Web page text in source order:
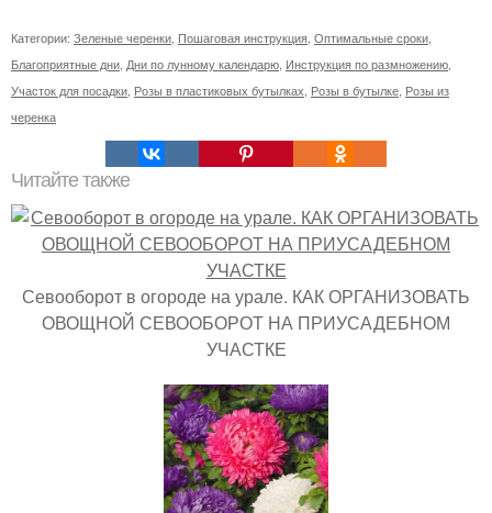
Категории: Зеленые черенки Пошаговая инструкция Оптимальные сроки
Благоприятные дни Дни по лунному календарю Инструкция по размножению
Участок для посадки Розы в пластиковых бутылках Розы в бутылке Розы из
черенка
Читайте также
Севооборот в огороде на урале. КАК ОРГАНИЗОВАТЬ
ОВОЩНОЙ СЕВООБОРОТ НА ПРИУСАДЕБНОМ
УЧАСТКЕ